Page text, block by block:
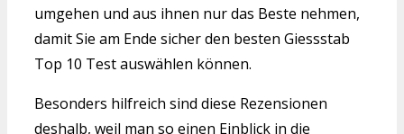
umgehen und aus ihnen nur das Beste nehmen,
damit Sie am Ende sicher den besten Giessstab
Top 10 Test auswählen können.
Besonders hilfreich sind diese Rezensionen
deshalb, weil man so einen Einblick in die